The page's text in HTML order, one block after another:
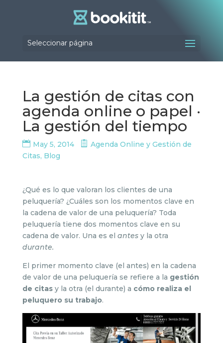
Seleccionar página
La gestión de citas con
agenda online o papel ·
La gestión del tiempo
May 5, 2014
Agenda Online y Gestión de
Citas, Blog
¿Qué es lo que valoran los clientes de una
peluquería? ¿Cuáles son los momentos clave en
la cadena de valor de una peluquería? Toda
peluquería tiene dos momentos clave en su
cadena de valor. Una es el antesy la otra
durante.
El primer momento clave (el antes) en la cadena
de valor de una peluquería se refiere a la gestión
de citasy la otra (el durante) a cómo realiza el
peluquero su trabajo.